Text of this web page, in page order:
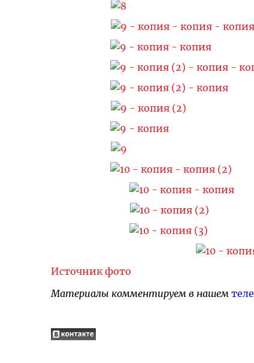
Источник фото
Материалы комментируем в нашем